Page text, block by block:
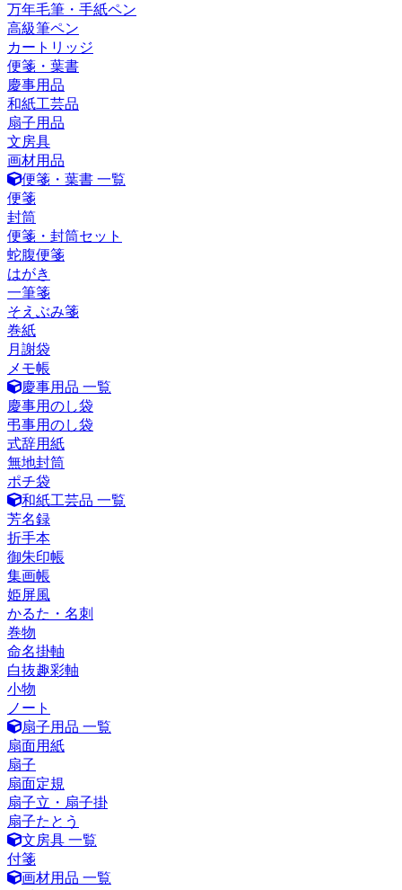
万年毛筆・手紙ペン
高級筆ペン
カートリッジ
便箋・葉書
慶事用品
和紙工芸品
扇子用品
文房具
画材用品
便箋・葉書 一覧
便箋
封筒
便箋・封筒セット
蛇腹便箋
はがき
一筆箋
そえぶみ箋
巻紙
月謝袋
メモ帳
慶事用品 一覧
慶事用のし袋
弔事用のし袋
式辞用紙
無地封筒
ポチ袋
和紙工芸品 一覧
芳名録
折手本
御朱印帳
集画帳
姫屏風
かるた・名刺
巻物
命名掛軸
白抜趣彩軸
小物
ノート
扇子用品 一覧
扇面用紙
扇子
扇面定規
扇子立・扇子掛
扇子たとう
文房具 一覧
付箋
画材用品 一覧